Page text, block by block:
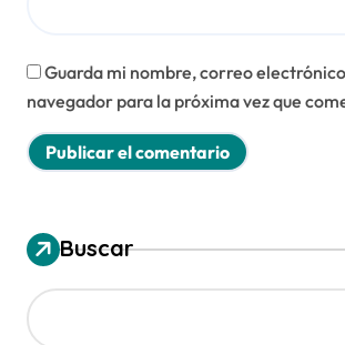
Guarda mi nombre, correo
navegador para la próxima vez que
Buscar